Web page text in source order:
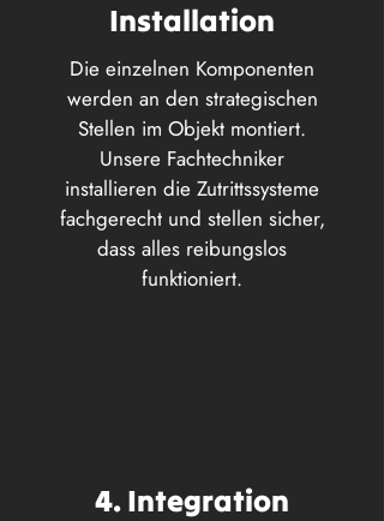
Installation
Die einzelnen Komponenten
werden an den strategischen
Stellen im Objekt montiert.
Unsere Fachtechniker
installieren die Zutrittssysteme
fachgerecht und stellen sicher,
dass alles reibungslos
funktioniert.
4. Integration